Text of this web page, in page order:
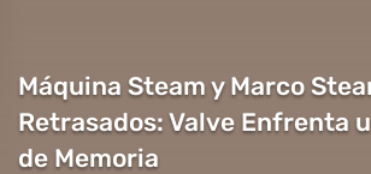
Máquina Steam y Marco
Retrasados: Valve Enfrenta
de Memoria